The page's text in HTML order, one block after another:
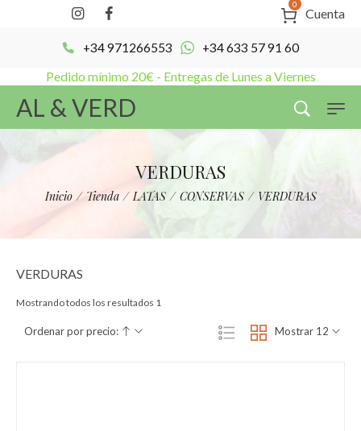
0
Cuenta
+34 971266553 +34 633 57 91 60
Pedido mínimo 20€ - Entregas de Lunes a Viernes
AL & VERD
VERDURAS
Inicio / Tienda / LATAS / CONSERVAS / VERDURAS
VERDURAS
Mostrando todos los resultados 1
Mostrar 12
Ordenar por precio: